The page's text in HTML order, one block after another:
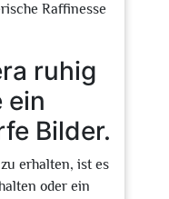
Raffinesse
ruhig
ein
Bilder.
erhalten, ist es
oder ein